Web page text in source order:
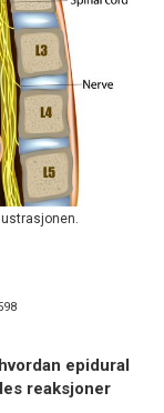
epidural
reaksjoner